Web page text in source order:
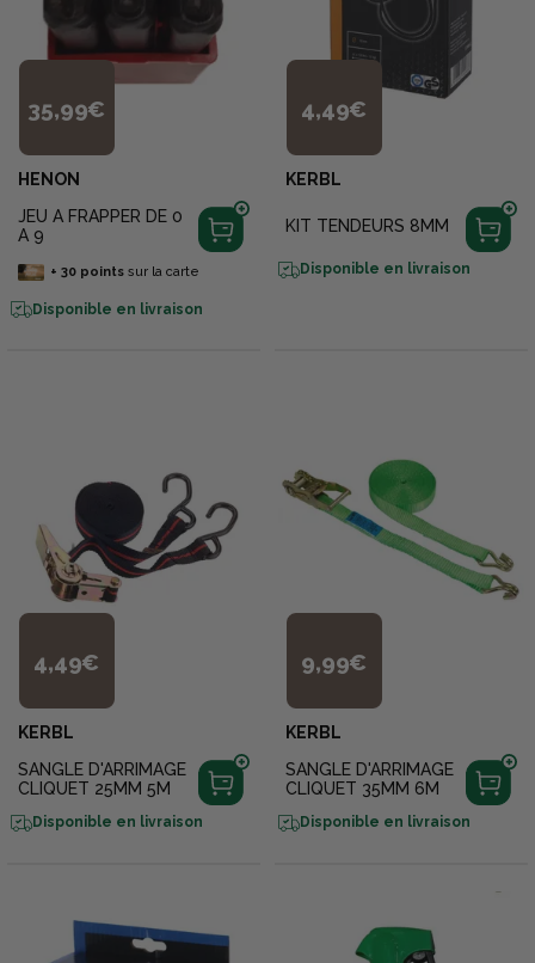
35,99€
HENON
JEU A FRAPPER DE 0
A 9
+ 30pointssur la carte
Disponible en livraison
4,49€
KERBL
KIT TENDEURS 8MM
Disponible en livraison
4,49€
KERBL
SANGLE D'ARRIMAGE
CLIQUET 25MM 5M
Disponible en livraison
9,99€
KERBL
SANGLE D'ARRIMAGE
CLIQUET 35MM 6M
Disponible en livraison